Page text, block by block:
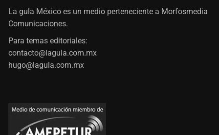
La gula México es un medio perteneciente a Morfosmedia
Comunicaciones.
Para temas editoriales:
contacto@lagula.com.mx
hugo@lagula.com.mx